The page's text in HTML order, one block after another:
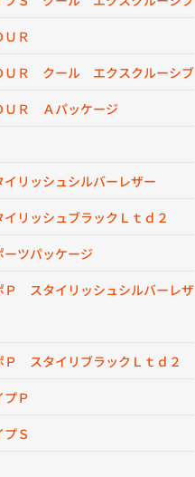
Ｒ
ＵＲ クール エクスクルーシブ
ＵＲ Ａパッケージ
リッシュシルバーレザー
リッシュブラックＬｔｄ２
ツパッケージ
スタイリッシュシルバーレザ
スタイリブラックＬｔｄ２
Ｐ
Ｓ